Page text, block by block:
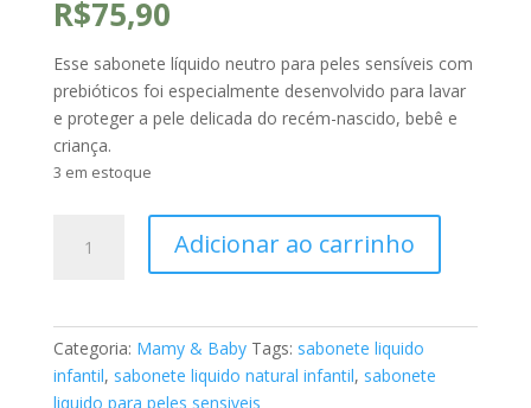
R$75,90
Esse sabonete líquido neutro para peles sensíveis com
prebióticos foi especialmente desenvolvido para lavar
e proteger a pele delicada do recém-nascido, bebê e
criança.
3 em estoque
Líquido
Sensível
Adicionar ao carrinho
Categoria: Mamy & Baby Tags: sabonete liquido
infantil, sabonete liquido natural infantil, sabonete
liquido para peles sensiveis